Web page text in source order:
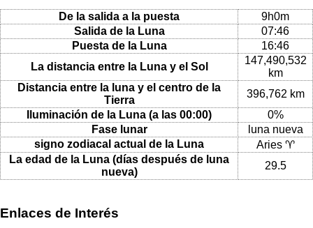
De la salida a la puesta
9h0m
Salida de la Luna
07:46
Puesta de la Luna
16:46
La distancia entre la Luna y el Sol
147,490,532
km
Distancia entre la luna y el centro de la
Tierra
396,762 km
Iluminación de la Luna (a las 00:00)
0%
Fase lunar
luna nueva
signo zodiacal actual de la Luna
Aries ♈
La edad de la Luna (días después de luna
nueva)
29.5
Enlaces de Interés